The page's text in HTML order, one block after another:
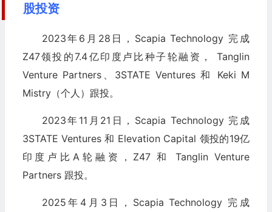
股投资
2023年6月28日，Scapia Technology 完成
Z47领投的7.4亿印度卢比种子轮融资， Tanglin
Venture Partners、3STATE Ventures 和 Keki M
Mistry（个人）跟投。
2023年11月21日，Scapia Technology 完成
3STATE Ventures 和 Elevation Capital 领投的19亿
印度卢比A轮融资，Z47 和 Tanglin Venture
Partners 跟投。
2025年4月3日，Scapia Technology 完成